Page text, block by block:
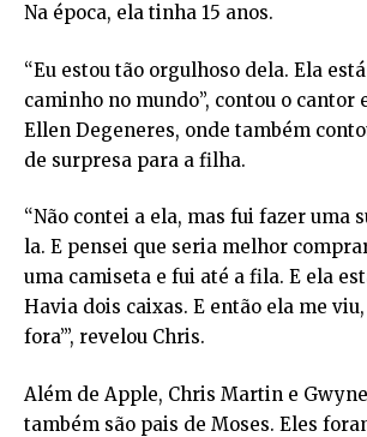
Na época, ela tinha 15 anos.
“Eu estou tão orgulhoso dela. Ela
caminho no mundo”, contou o cantor
Ellen Degeneres, onde também
de surpresa para a filha.
“Não contei a ela, mas fui fazer uma
la. E pensei que seria melhor
uma camiseta e fui até a fila. E ela
Havia dois caixas. E então ela me viu,
fora’”, revelou Chris.
Além de Apple, Chris Martin e
também são pais de Moses. Eles